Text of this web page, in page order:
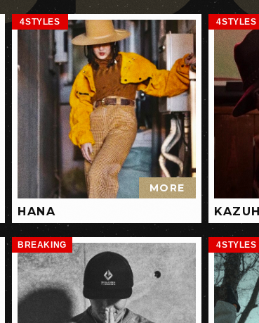
MORE
4STYLES
HANA
4STYLES
BREAKING 4STYLES